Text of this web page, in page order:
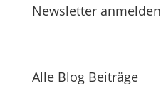
Newsletter anmelden
Alle Blog Beiträge